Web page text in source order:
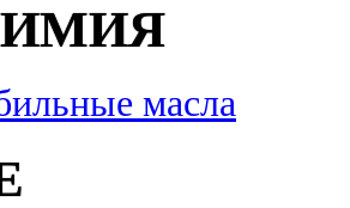
масла